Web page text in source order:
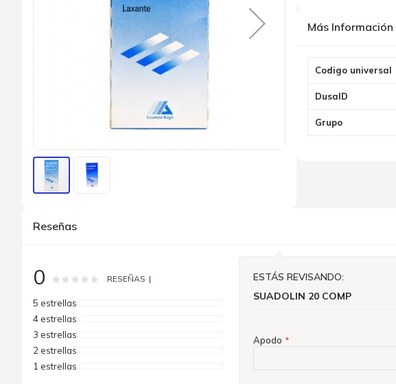
comienzo
de
imágenes
Más Información
Información
Codigo universal
DusaID
Grupo
Reseñas
0 Rating: % of100
RESEÑAS
5 estrellas
4 estrellas
3 estrellas
2 estrellas
1 estrellas
ESTÁS REVISANDO:
SUADOLIN 20 COMP
Apodo